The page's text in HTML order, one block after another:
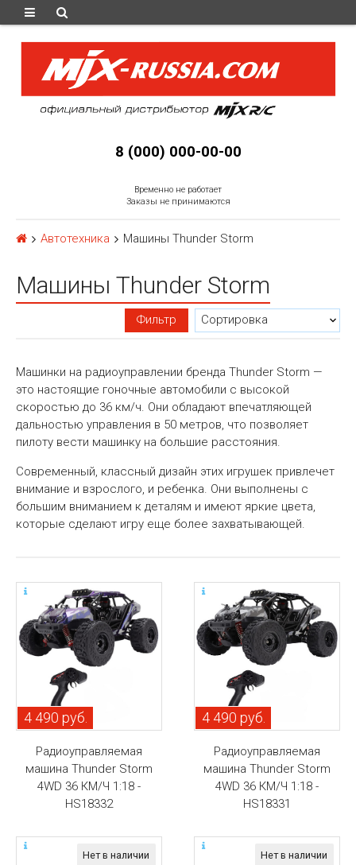
8 (000) 000-00-00
Временно не работает
Заказы не принимаются
Автотехника Машины Thunder Storm
Машины Thunder Storm
Фильтр
Машинки на радиоуправлении бренда Thunder Storm —
это настоящие гоночные автомобили с высокой
скоростью до 36 км/ч. Они обладают впечатляющей
дальностью управления в 50 метров, что позволяет
пилоту вести машинку на большие расстояния.
Современный, классный дизайн этих игрушек привлечет
внимание и взрослого, и ребенка. Они выполнены с
большим вниманием к деталям и имеют яркие цвета,
которые сделают игру еще более захватывающей.
4 490 руб.
Радиоуправляемая
машина Thunder Storm
4WD 36 КМ/Ч 1:18 -
HS18332
4 490 руб.
Радиоуправляемая
машина Thunder Storm
4WD 36 КМ/Ч 1:18 -
HS18331
Нет в наличии Нет в наличии